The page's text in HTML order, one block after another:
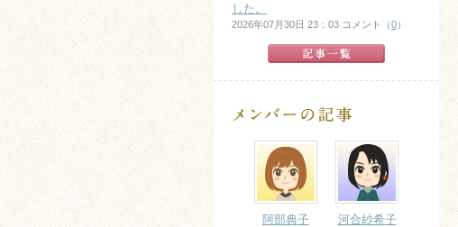
した。
2026年07月30日 23：03 コメント（0）
阿部典子 河合紗希子